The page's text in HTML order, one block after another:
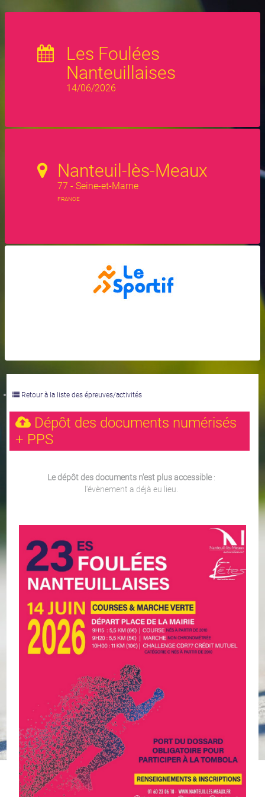
Les Foulées
Nanteuillaises
14/06/2026
Nanteuil-lès-Meaux
77 - Seine-et-Marne
FRANCE
Retour à la liste des épreuves/activités
Dépôt des documents numérisés
+ PPS
Le dépôt des documents n'est plus accessible:
l'évènement a déjà eu lieu.